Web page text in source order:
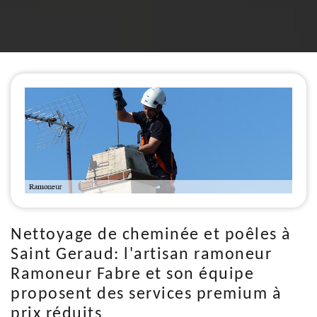
Nettoyage de cheminée et poêles à
Saint Geraud: l'artisan ramoneur
Ramoneur Fabre et son équipe
proposent des services premium à